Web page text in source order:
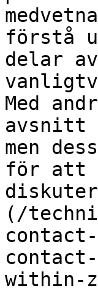
förstå
delar
Med
avsnitt
men
för att
(/
contact-
within-